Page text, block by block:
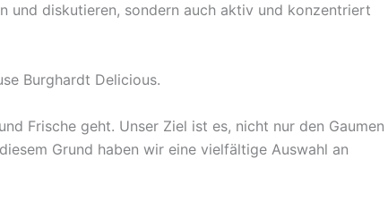
und diskutieren, sondern auch aktiv und konzentriert
Burghardt Delicious.
Frische geht. Unser Ziel ist es, nicht nur den Gaumen
Grund haben wir eine vielfältige Auswahl an